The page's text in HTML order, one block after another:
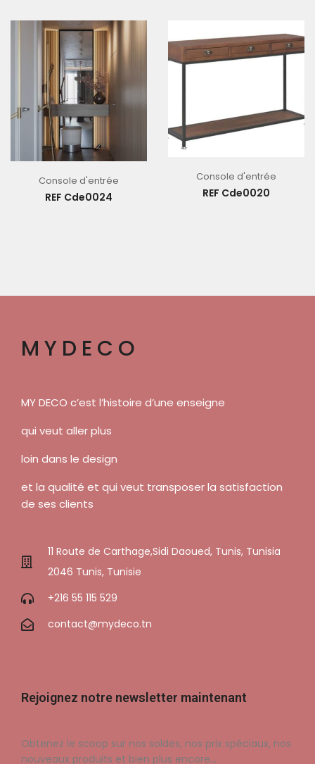
Console d'entrée
REF Cde0024
Console d'entrée
REF Cde0020
MYDECO
MY DECO c’est l’histoire d’une enseigne
qui veut aller plus
loin dans le design
et la qualité et qui veut transposer la satisfaction
de ses clients
11 Route de Carthage,Sidi Daoued, Tunis, Tunisia
2046 Tunis, Tunisie
+216 55 115 529
contact@mydeco.tn
Rejoignez notre newsletter maintenant
Obtenez le scoop sur nos soldes, nos prix spéciaux, nos
nouveaux produits et bien plus encore…